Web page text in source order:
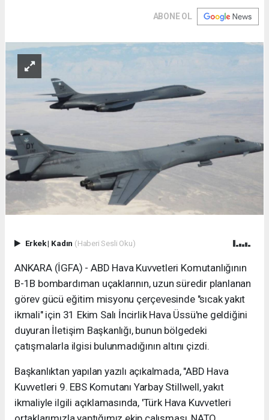
ABONE OL
Erkek| Kadın (Haberi Sesli Oku)
ANKARA (İGFA) - ABD Hava Kuvvetleri Komutanlığının
B-1B bombardıman uçaklarının, uzun süredir planlanan
görev gücü eğitim misyonu çerçevesinde "sıcak yakıt
ikmali" için 31 Ekim Salı İncirlik Hava Üssü'ne geldiğini
duyuran İletişim Başkanlığı, bunun bölgedeki
çatışmalarla ilgisi bulunmadığının altını çizdi.
Başkanlıktan yapılan yazılı açıkalmada, "ABD Hava
Kuvvetleri 9. EBS Komutanı Yarbay Stillwell, yakıt
ikmaliyle ilgili açıklamasında, 'Türk Hava Kuvvetleri